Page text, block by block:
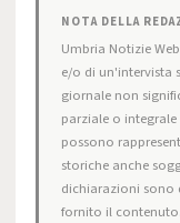
NOTA DELLA
Umbria Notizie
e/o di un'intervista
giornale non
parziale o
possono
storiche anche
dichiarazioni sono
fornito il